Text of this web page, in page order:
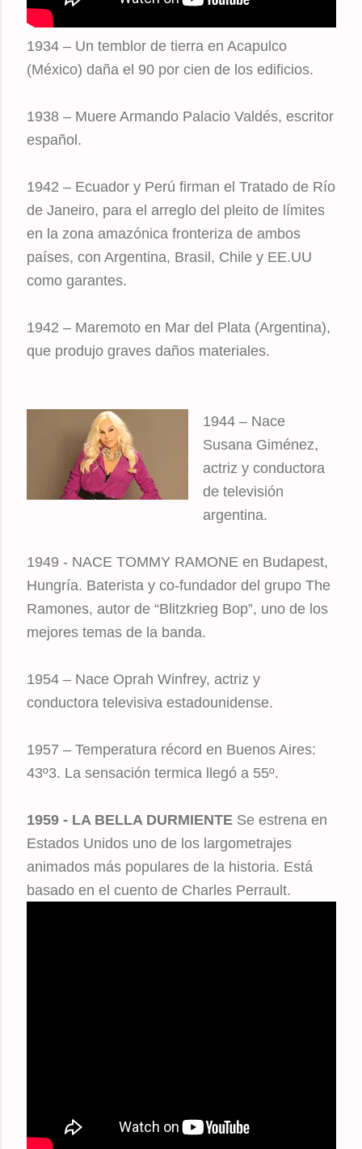
1934 – Un temblor de tierra en Acapulco
(México) daña el 90 por cien de los edificios.
1938 – Muere Armando Palacio Valdés, escritor
español.
1942 – Ecuador y Perú firman el Tratado de Río
de Janeiro, para el arreglo del pleito de límites
en la zona amazónica fronteriza de ambos
países, con Argentina, Brasil, Chile y EE.UU
como garantes.
1942 – Maremoto en Mar del Plata (Argentina),
que produjo graves daños materiales.
1944 – Nace
Susana Giménez,
actriz y conductora
de televisión
argentina.
1949 - NACE TOMMY RAMONE en Budapest,
Hungría. Baterista y co-fundador del grupo The
Ramones, autor de “Blitzkrieg Bop”, uno de los
mejores temas de la banda.
1954 – Nace Oprah Winfrey, actriz y
conductora televisiva estadounidense.
1957 – Temperatura récord en Buenos Aires:
43º3. La sensación termica llegó a 55º.
1959 - LA BELLA DURMIENTE Se estrena en
Estados Unidos uno de los largometrajes
animados más populares de la historia. Está
basado en el cuento de Charles Perrault.